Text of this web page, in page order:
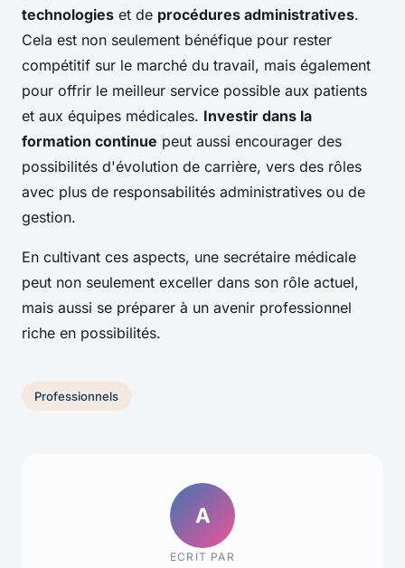
technologies et de procédures administratives.
Cela est non seulement bénéfique pour rester
compétitif sur le marché du travail, mais également
pour offrir le meilleur service possible aux patients
et aux équipes médicales. Investir dans la
formation continue peut aussi encourager des
possibilités d'évolution de carrière, vers des rôles
avec plus de responsabilités administratives ou de
gestion.
En cultivant ces aspects, une secrétaire médicale
peut non seulement exceller dans son rôle actuel,
mais aussi se préparer à un avenir professionnel
riche en possibilités.
Professionnels
A
ECRIT PAR